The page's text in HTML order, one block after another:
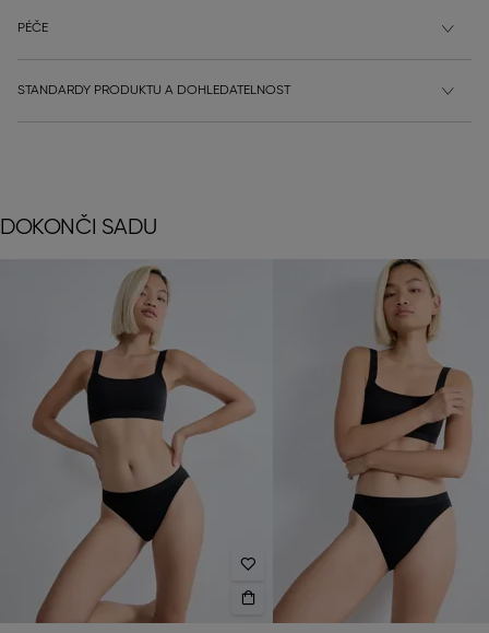
PÉČE
STANDARDY PRODUKTU A DOHLEDATELNOST
DOKONČI SADU